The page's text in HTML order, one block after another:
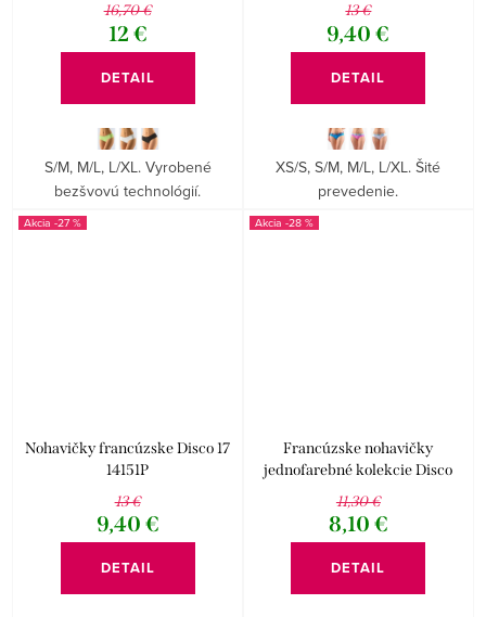
16,70 €
12 €
DETAIL
S/M, M/L, L/XL. Vyrobené
bezšvovú technológií.
13 €
9,40 €
DETAIL
XS/S, S/M, M/L, L/XL. Šité
prevedenie.
-27 %
Nohavičky francúzske Disco 17
14151P
13 €
9,40 €
DETAIL
-28 %
Francúzske nohavičky
jednofarebné kolekcie Disco
14122P
11,30 €
8,10 €
DETAIL